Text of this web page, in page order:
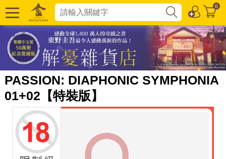
0
PASSION: DIAPHONIC SYMPHONIA
01+02【特裝版】